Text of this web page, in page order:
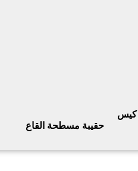
كيس
حقيبة مسطحة القاع